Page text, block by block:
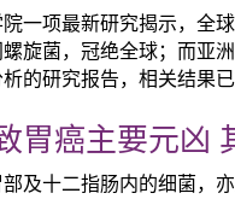
一项最新研究揭示，全
旋菌，冠绝全球；而亚
的研究报告，相关结果
胃癌主要元凶
及十二指肠内的细菌，